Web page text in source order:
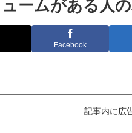
ュームがある人
Facebook
記事内に広